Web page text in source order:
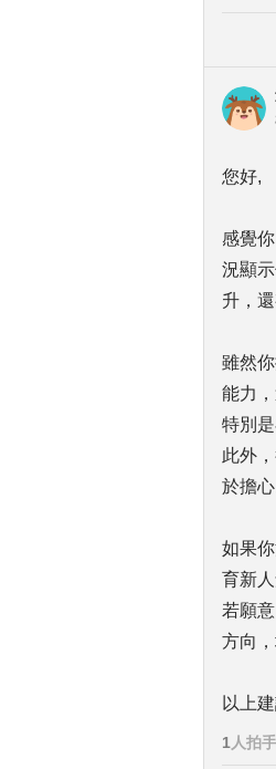
您好,
感覺
況顯
升，
雖然
能力
特別
此外
於擔心
如果
育新
若願
方向
以上
1 人拍手